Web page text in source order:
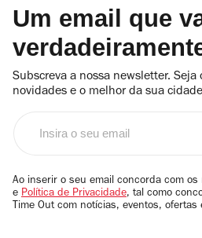
Um email que
Subscreva a nossa newsletter.
novidades e o melhor da sua
email
Ao inserir o seu email concorda com os
e Política de Privacidade, tal como
Time Out com notícias, eventos,